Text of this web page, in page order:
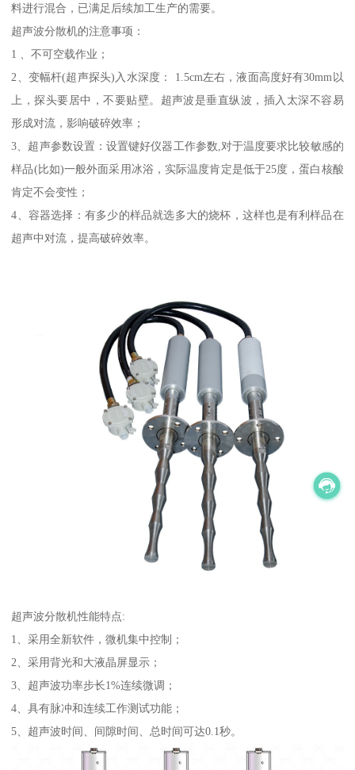
料进行混合，已满足后续加工生产的需要。
超声波分散机的注意事项：
1 、不可空载作业；
2、变幅杆(超声探头)入水深度： 1.5cm左右，液面高度好有30mm以
上，探头要居中，不要贴壁。超声波是垂直纵波，插入太深不容易
形成对流，影响破碎效率；
3、超声参数设置：设置键好仪器工作参数,对于温度要求比较敏感的
样品(比如)一般外面采用冰浴，实际温度肯定是低于25度，蛋白核酸
肯定不会变性；
4、容器选择：有多少的样品就选多大的烧杯，这样也是有利样品在
超声中对流，提高破碎效率。
超声波分散机性能特点:
1、采用全新软件，微机集中控制；
2、采用背光和大液晶屏显示；
3、超声波功率步长1%连续微调；
4、具有脉冲和连续工作测试功能；
5、超声波时间、间隙时间、总时间可达0.1秒。